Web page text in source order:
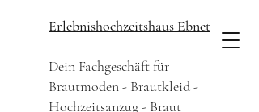
Erlebnishochzeitshaus Ebnet
Dein Fachgeschäft für
Brautmoden - Brautkleid -
Hochzeitsanzug - Braut